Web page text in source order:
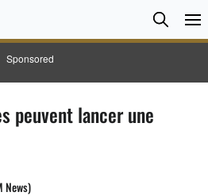
Sponsored
Search
peuvent lancer une
News)